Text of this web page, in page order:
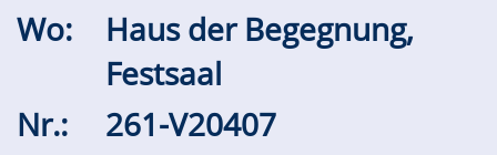
Wo:
Haus der Begegnung,
Festsaal
Nr.:
261-V20407